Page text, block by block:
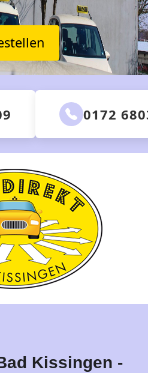
0172
Kissingen -